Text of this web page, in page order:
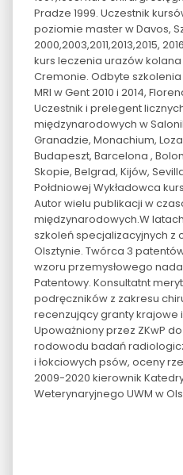
Pradze 1999. Uczestnik
poziomie master w Davos,
2000,2003,2011,2013,2015,
kurs leczenia urazów kolana
Cremonie. Odbyte
MRI w Gent 2010 i 2014,
Uczestnik i prelegent
międzynarodowych w
Granadzie, Monachium,
Budapeszt, Barcelona ,
Skopie, Belgrad, Kijów,
Połdniowej Wykładowca
Autor wielu publikacji w
międzynarodowych.W
szkoleń specjalizacyjnych z
Olsztynie. Twórca 3
wzoru przemysłowego
Patentowy. Konsultatnt
podręczników z zakresu
recenzujący granty krajowe
Upoważniony przez ZKwP
rodowodu badań
i łokciowych psów, oceny
2009-2020 kierownik
Weterynaryjnego UWM w